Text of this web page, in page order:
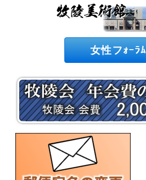
女性フｫｰﾗﾑ